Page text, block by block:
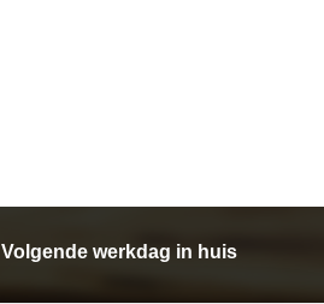
Volgende werkdag in huis